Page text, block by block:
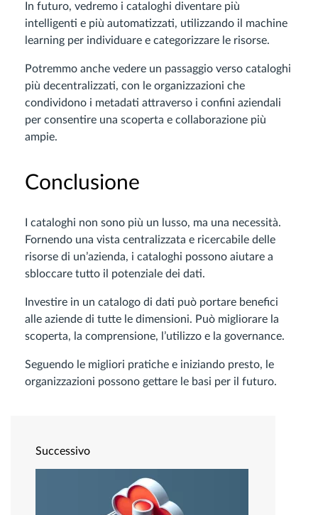
In futuro, vedremo i cataloghi diventare più
intelligenti e più automatizzati, utilizzando il machine
learning per individuare e categorizzare le risorse.
Potremmo anche vedere un passaggio verso cataloghi
più decentralizzati, con le organizzazioni che
condividono i metadati attraverso i confini aziendali
per consentire una scoperta e collaborazione più
ampie.
Conclusione
I cataloghi non sono più un lusso, ma una necessità.
Fornendo una vista centralizzata e ricercabile delle
risorse di un’azienda, i cataloghi possono aiutare a
sbloccare tutto il potenziale dei dati.
Investire in un catalogo di dati può portare benefici
alle aziende di tutte le dimensioni. Può migliorare la
scoperta, la comprensione, l’utilizzo e la governance.
Seguendo le migliori pratiche e iniziando presto, le
organizzazioni possono gettare le basi per il futuro.
Successivo